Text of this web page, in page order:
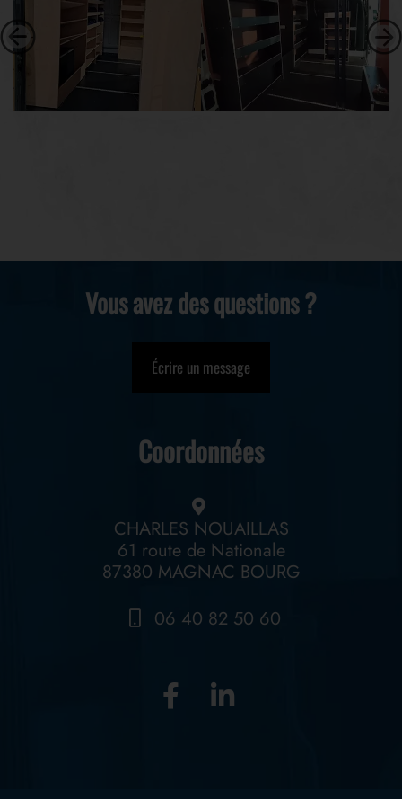
Vous avez des questions ?
Écrire un message
Coordonnées
CHARLES NOUAILLAS
61 route de Nationale
87380 MAGNAC BOURG
06 40 82 50 60